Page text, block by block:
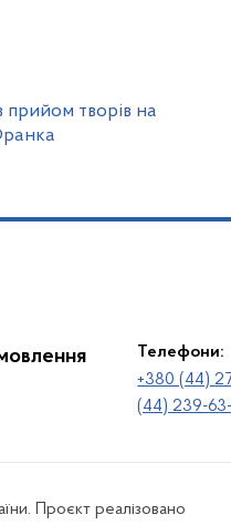
творів на
Телефони:
+380 (44)
(44) 239-
Проєкт реалізовано